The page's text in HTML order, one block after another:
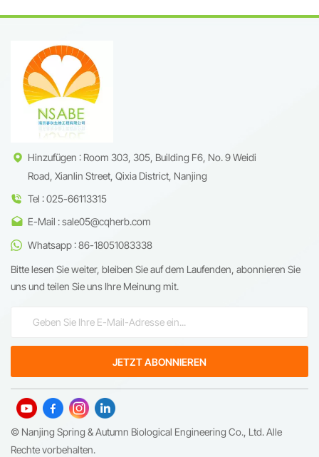
Hinzufügen : Room 303, 305, Building F6, No. 9 Weidi
Road, Xianlin Street, Qixia District, Nanjing
Tel : 025-66113315
E-Mail : sale05@cqherb.com
Whatsapp : 86-18051083338
Bitte lesen Sie weiter, bleiben Sie auf dem Laufenden, abonnieren Sie
uns und teilen Sie uns Ihre Meinung mit.
© Nanjing Spring & Autumn Biological Engineering Co., Ltd. Alle
Rechte vorbehalten.